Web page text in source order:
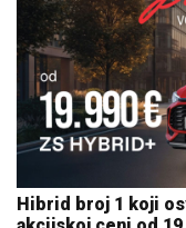
Hibrid broj 1 koji
akcijskoj ceni od
03. 08. 2026 13:23